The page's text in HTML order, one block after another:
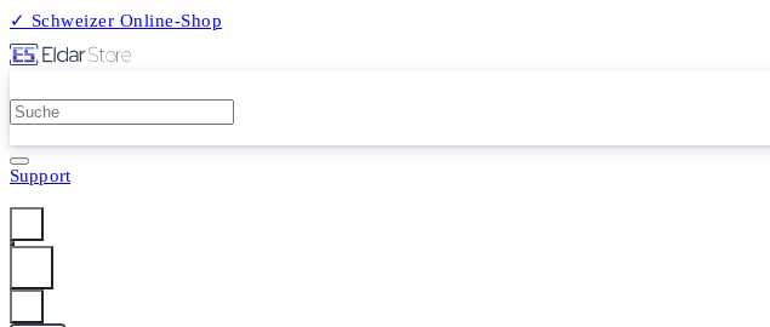
✓ Schweizer Online-Shop
Support